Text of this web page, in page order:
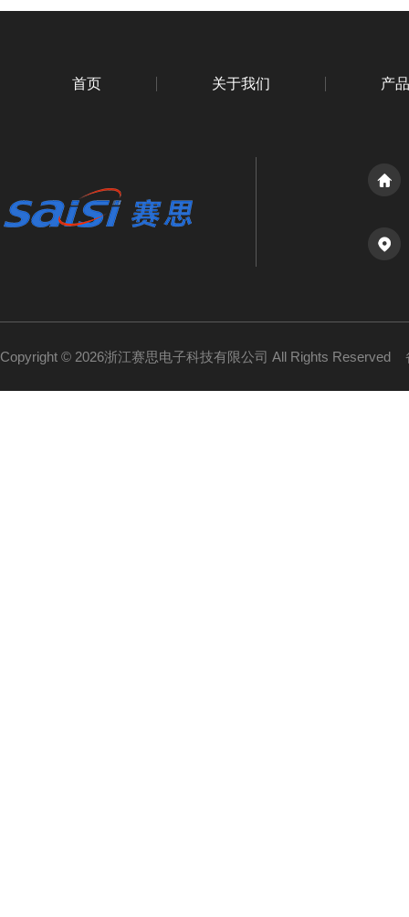
首页 关于我们 产
Copyright © 2026浙江赛思电子科技有限公司 All Rights Reserved